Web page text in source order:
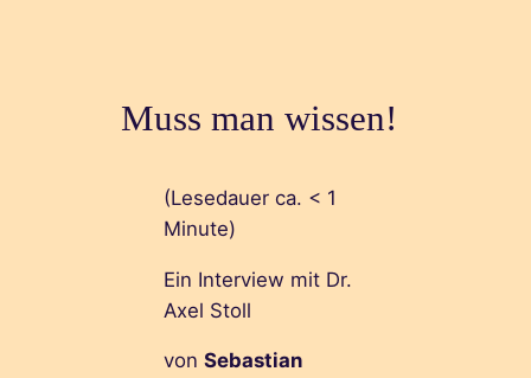
Muss man wissen!
(Lesedauer ca. < 1
Minute)
Ein Interview mit Dr.
Axel Stoll
von Sebastian